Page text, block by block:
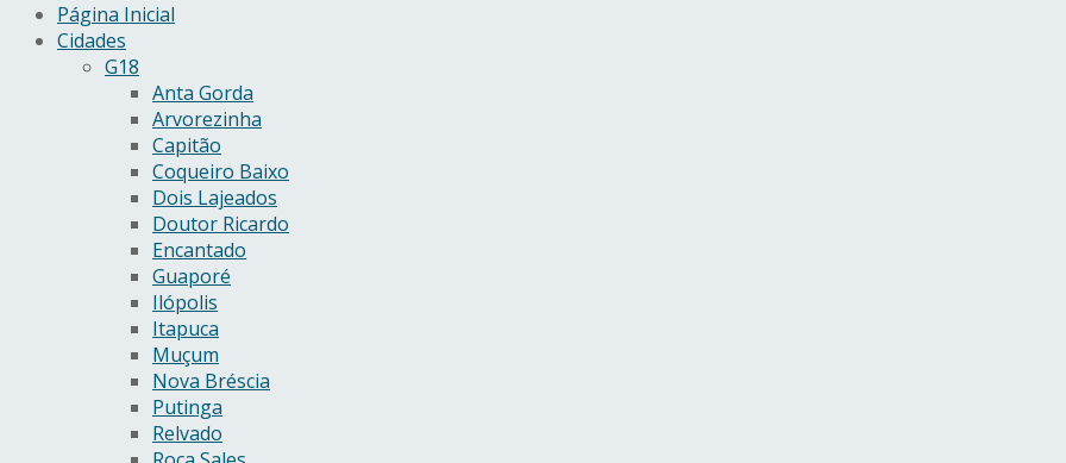
Página Inicial
Cidades
G18
Anta Gorda
Arvorezinha
Capitão
Coqueiro Baixo
Dois Lajeados
Doutor Ricardo
Encantado
Guaporé
Ilópolis
Itapuca
Muçum
Nova Bréscia
Putinga
Relvado